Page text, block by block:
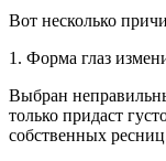
Вот несколько
1. Форма глаз
Выбран
только придаст
собственных